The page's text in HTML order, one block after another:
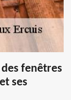
fenêtres
ses